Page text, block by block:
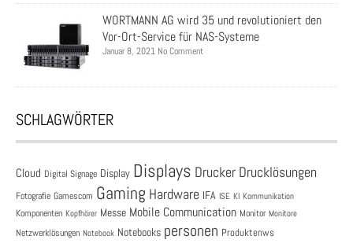
WORTMANN AG wird 35 und revolutioniert den
Vor-Ort-Service für NAS-Systeme
Januar 8, 2021 No Comment
SCHLAGWÖRTER
Cloud Digital Signage Display Displays Drucker Drucklösungen
Fotografie Gamescom Gaming Hardware IFA ISE KI Kommunikation
Komponenten Kopfhörer Messe Mobile Communication Monitor Monitore
Netzwerklösungen Notebook Notebooks personen Produktenws